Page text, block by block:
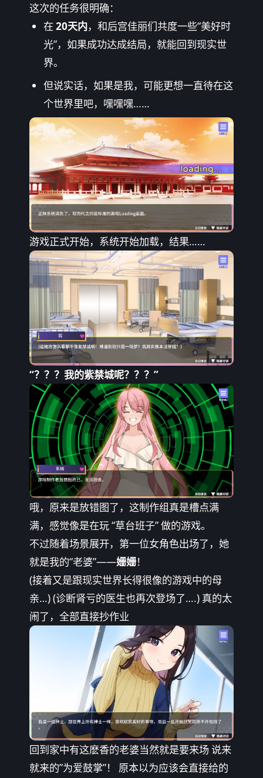
这次的任务很明确：
在20天内，和后宫佳丽们共度一些“美好时
光”，如果成功达成结局，就能回到现实世
界。
但说实话，如果是我，可能更想一直待在这
个世界里吧，嘿嘿嘿……
游戏正式开始，系统开始加载，结果……
“？？？我的紫禁城呢？？？”
哦，原来是放错图了，这制作组真是槽点满
满，感觉像是在玩 “草台班子” 做的游戏。
不过随着场景展开，第一位女角色出场了，她
就是我的“老婆”——姗姗！
(接着又是跟现实世界长得很像的游戏中的母
亲…) (诊断肾亏的医生也再次登场了….) 真的太
闹了，全部直接抄作业
回到家中有这麽香的老婆当然就是要来场 说来
就来的”为爱鼓掌”！ 原本以为应该会直接给的